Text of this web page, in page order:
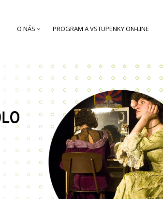
O NÁS PROGRAM A VSTUPENKY ON-LINE